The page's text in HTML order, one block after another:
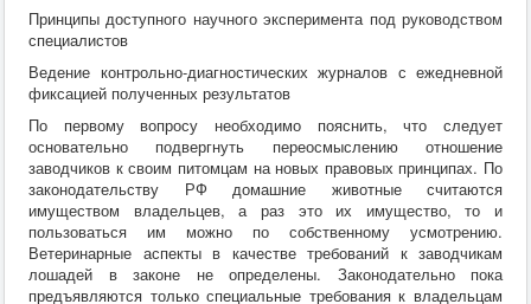
Принципы доступного научного эксперимента под руководством
специалистов
Ведение контрольно-диагностических журналов с ежедневной
фиксацией полученных результатов
По первому вопросу необходимо пояснить, что следует
основательно подвергнуть переосмыслению отношение
заводчиков к своим питомцам на новых правовых принципах. По
законодательству РФ домашние животные считаются
имуществом владельцев, а раз это их имущество, то и
пользоваться им можно по собственному усмотрению.
Ветеринарные аспекты в качестве требований к заводчикам
лошадей в законе не определены. Законодательно пока
предъявляются только специальные требования к владельцам